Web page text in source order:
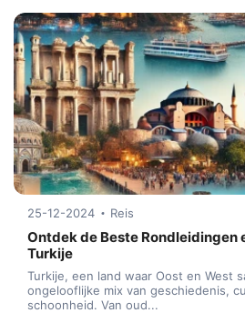
25-12-2024 Reis
Ontdek de Beste Rondleidingen
Turkije
Turkije, een land waar Oost en West
ongelooflijke mix van geschiedenis,
schoonheid. Van oud...